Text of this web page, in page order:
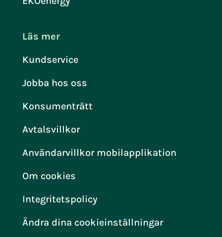
Läs mer
Kundservice
Jobba hos oss
Konsumenträtt
Avtalsvillkor
Användarvillkor mobilapplikation
Om cookies
Integritetspolicy
Ändra dina cookieinställningar